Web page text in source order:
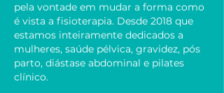
pela vontade em mudar a forma como
é vista a fisioterapia. Desde 2018 que
estamos inteiramente dedicados a
mulheres, saúde pélvica, gravidez, pós
parto, diástase abdominal e pilates
clínico.